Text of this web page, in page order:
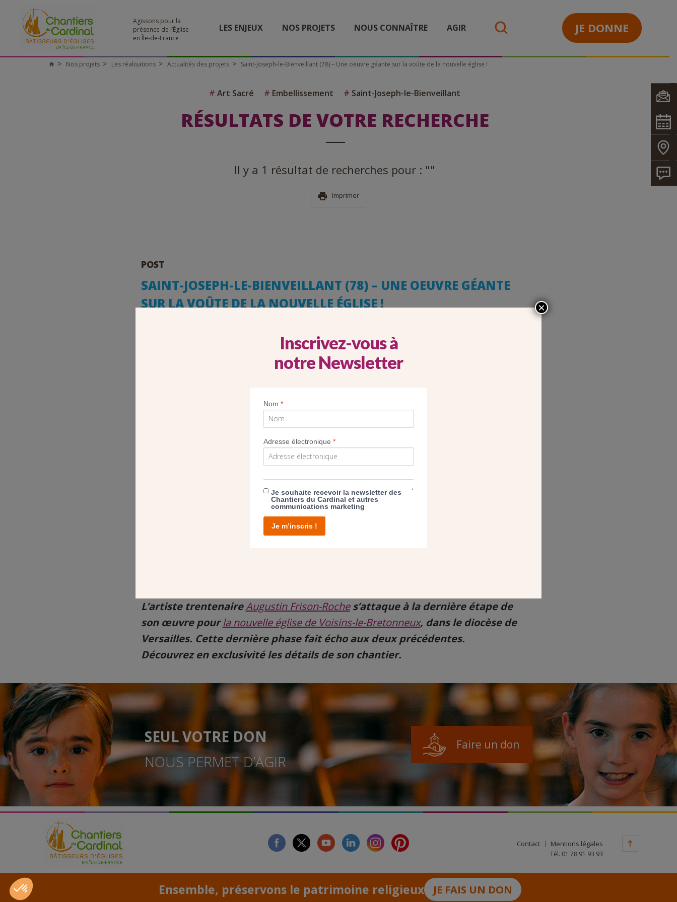
Ensemble, préservons le patrimoine religieux JE FAIS UN DON
Agissons pour la
présence de l’Église
en Île-de-France
LES ENJEUX NOS PROJETS NOUS CONNAÎTRE AGIR JE DONNE
Nos projets Les réalisations Actualités des projets Saint-Joseph-le-Bienveillant (78) – Une oeuvre géante sur la voûte de la nouvelle église !
# Art Sacré # Embellissement # Saint-Joseph-le-Bienveillant
RÉSULTATS DE VOTRE RECHERCHE
Il y a 1 résultat de recherches pour : ""
Imprimer
POST
SAINT-JOSEPH-LE-BIENVEILLANT (78) – UNE OEUVRE GÉANTE
SUR LA VOÛTE DE LA NOUVELLE ÉGLISE !
L’artiste trentenaireAugustin Frison-Roches’attaque à la dernière étape de
son œuvre pourla nouvelle église de Voisins-le-Bretonneux, dans le diocèse de
Versailles. Cette dernière phase fait écho aux deux précédentes.
Découvrez en exclusivité les détails de son chantier.
SEUL VOTRE DON
NOUS PERMET D’AGIR
Faire un don
facebook twitter youtube linkedin instagram
Contact Mentions légales
Tél. 01 78 91 93 93
Inscrivez-vous à
notre Newsletter
Nom*
Adresse électronique*
Je souhaite recevoir la newsletter des
Chantiers du Cardinal et autres
communications marketing
*
Je m’inscris !
×